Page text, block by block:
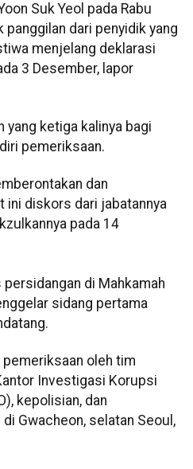
Suk Yeol pada Rabu
dari penyidik yang
menjelang deklarasi
3 Desember, lapor
yang ketiga kalinya bagi
pemeriksaan.
dan
ini diskors dari jabatannya
pada 14
di Mahkamah
sidang pertama
oleh tim
Investigasi Korupsi
kepolisian, dan
Gwacheon, selatan Seoul,